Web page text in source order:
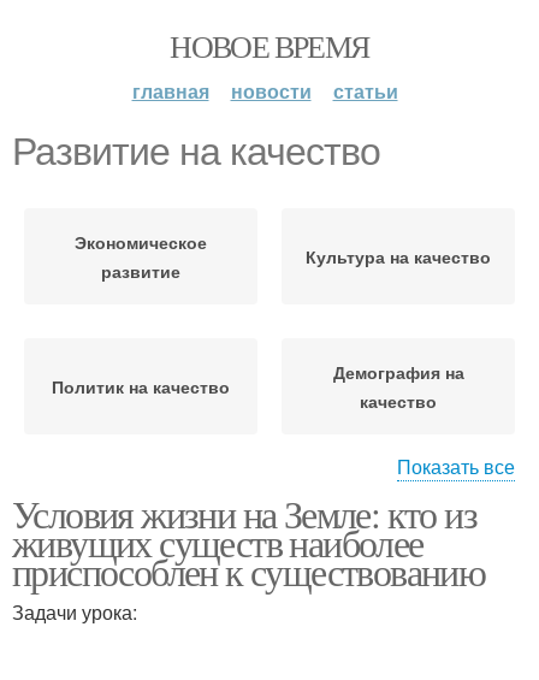
НОВОЕ ВРЕМЯ
главная новости статьи
Развитие на качество
Экономическое
развитие
Культура на качество
Политик на качество
Демография на
качество
Обстановка на качество
качество
Показать все
Условия жизни на Земле: кто из
живущих существ наиболее
приспособлен к существованию
Задачи урока: